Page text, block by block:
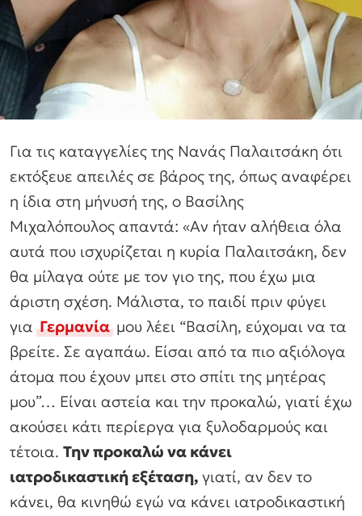
Για τις καταγγελίες της Νανάς Παλαιτσάκη ότι
εκτόξευε απειλές σε βάρος της, όπως αναφέρει
η ίδια στη μήνυσή της, ο Βασίλης
Μιχαλόπουλος απαντά: «Αν ήταν αλήθεια όλα
αυτά που ισχυρίζεται η κυρία Παλαιτσάκη, δεν
θα μίλαγα ούτε με τον γιο της, που έχω μια
άριστη σχέση. Μάλιστα, το παιδί πριν φύγει
γιαΓερμανίαμου λέει “Βασίλη, εύχομαι να τα
βρείτε. Σε αγαπάω. Είσαι από τα πιο αξιόλογα
άτομα που έχουν μπει στο σπίτι της μητέρας
μου”… Είναι αστεία και την προκαλώ, γιατί έχω
ακούσει κάτι περίεργα για ξυλοδαρμούς και
τέτοια. Την προκαλώ να κάνει
ιατροδικαστική εξέταση, γιατί, αν δεν το
κάνει, θα κινηθώ εγώ να κάνει ιατροδικαστική